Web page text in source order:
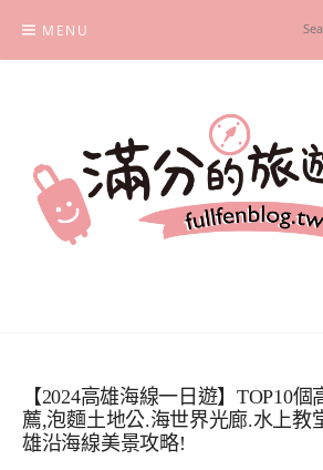
content
MENU
【2024高雄海線一日遊】TOP10
薦,泡麵土地公.海世界光廊.水上教
雄沿海線美景攻略!